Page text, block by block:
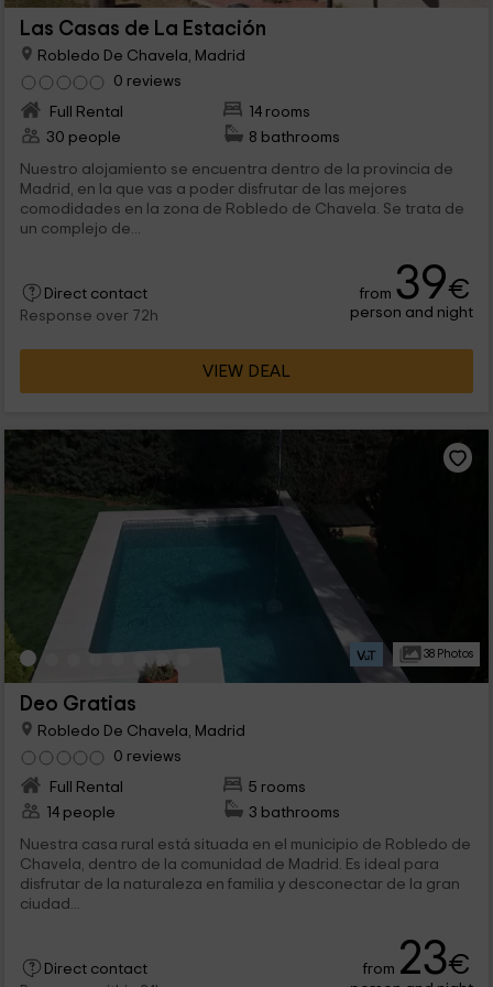
Las Casas de La Estación
Robledo De Chavela, Madrid
0 reviews
Full Rental
14 rooms
30 people
8 bathrooms
Nuestro alojamiento se encuentra dentro de la provincia de
Madrid, en la que vas a poder disfrutar de las mejores
comodidades en la zona de Robledo de Chavela. Se trata de
un complejo de...
Direct contact
Response over 72h
from 39€
person and night
VIEW DEAL
38 Photos
Deo Gratias
Robledo De Chavela, Madrid
0 reviews
Full Rental
5 rooms
14 people
3 bathrooms
Nuestra casa rural está situada en el municipio de Robledo de
Chavela, dentro de la comunidad de Madrid. Es ideal para
disfrutar de la naturaleza en familia y desconectar de la gran
ciudad...
Direct contact
from 23€